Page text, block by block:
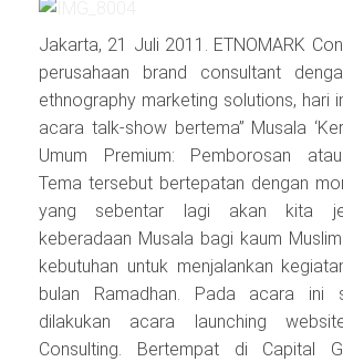
Jakarta, 21 Juli 2011. ETNOMARK
perusahaan brand consultant
ethnography marketing solutions, hari
acara talk-show bertema” Musala
Umum Premium: Pemborosan atau
Tema tersebut bertepatan dengan
yang sebentar lagi akan kita
keberadaan Musala bagi kaum
kebutuhan untuk menjalankan
bulan Ramadhan. Pada acara ini
dilakukan acara launching
Consulting. Bertempat di Capital